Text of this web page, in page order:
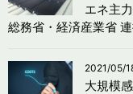
エネ主
総務省・経済産業省 連
2021/05/
大規模